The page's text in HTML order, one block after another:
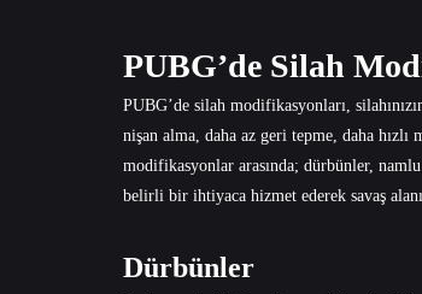
PUBG’de Silah
PUBG’de silah modifikasyonları,
nişan alma, daha az geri tepme, daha hızlı
modifikasyonlar arasında; dürbünler,
belirli bir ihtiyaca hizmet ederek savaş
Dürbünler